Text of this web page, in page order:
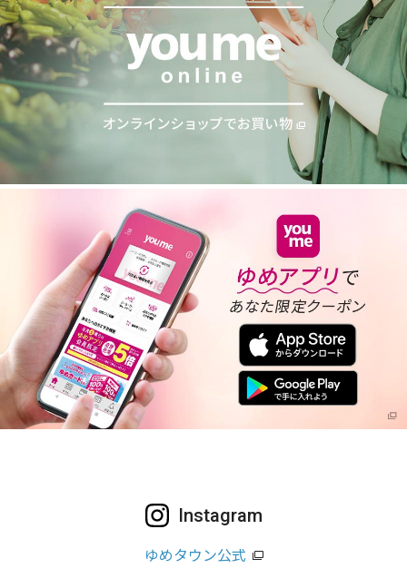
Instagram
ゆめタウン公式